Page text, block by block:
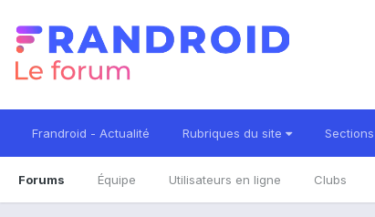
Frandroid - Actualité Rubriques du site
Forums Équipe Utilisateurs en ligne Clubs